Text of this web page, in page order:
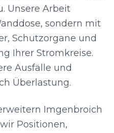
Unsere Arbeit
sondern mit
Schutzorgane und
Ihrer Stromkreise.
Ausfälle und
Überlastung.
Imgenbroich
Positionen,